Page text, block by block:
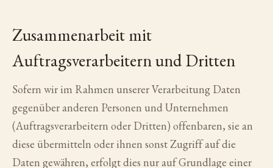
Zusammenarbeit mit
Auftragsverarbeitern und Dritten
Sofern wir im Rahmen unserer Verarbeitung Daten
gegenüber anderen Personen und Unternehmen
(Auftragsverarbeitern oder Dritten) offenbaren, sie an
diese übermitteln oder ihnen sonst Zugriff auf die
Daten gewähren, erfolgt dies nur auf Grundlage einer